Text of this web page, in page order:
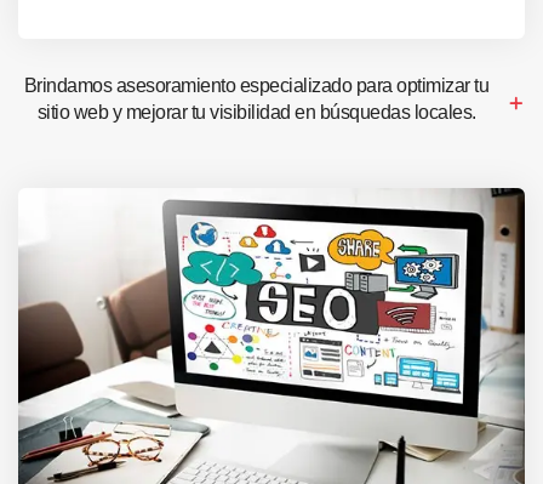
Brindamos asesoramiento especializado para optimizar tu
sitio web y mejorar tu visibilidad en búsquedas locales.